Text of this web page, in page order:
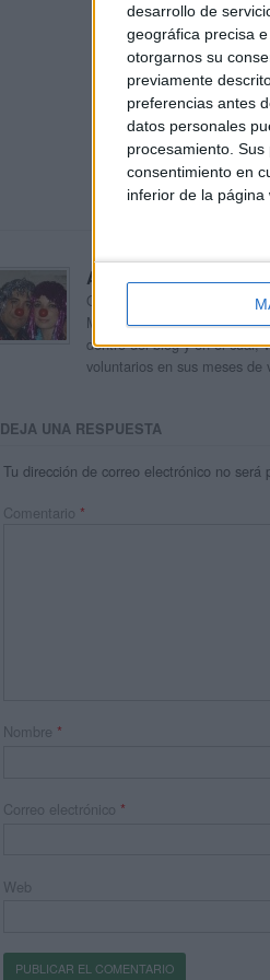
desarrollo de
geográfica precisa
otorgarnos su
previamente
preferencias antes
datos personales
procesamiento.
consentimiento en
inferior de la página
Acerca de
Orientación Andújar no es
Maribel, que además de ser
dentro del blog y en el cual,
voluntarios en sus meses de
DEJA UNA RESPUESTA
Tu dirección de correo electrónico no será
Comentario *
Nombre *
Correo electrónico *
Web